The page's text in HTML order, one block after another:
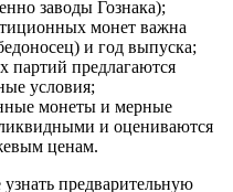
заводы Гознака);
монет важна
и год выпуска;
предлагаются
условия;
монеты и мерные
и оцениваются
ценам.
предварительную